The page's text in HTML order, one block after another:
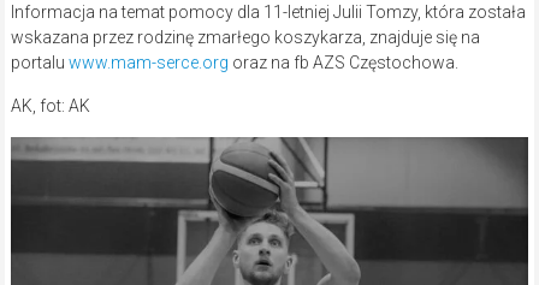
Informacja na temat pomocy dla 11-letniej Julii Tomzy, która została
wskazana przez rodzinę zmarłego koszykarza, znajduje się na
portalu www.mam-serce.org oraz na fb AZS Częstochowa.
AK, fot: AK